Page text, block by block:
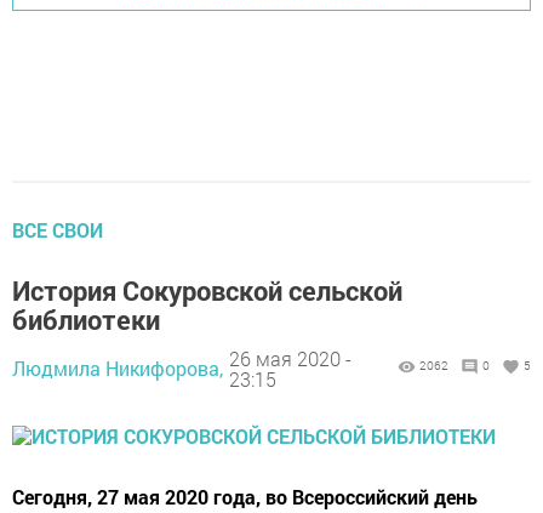
ВСЕ СВОИ
История Сокуровской сельской
библиотеки
Людмила Никифорова, 26 мая 2020 -
23:15
2062 0 5
Сегодня, 27 мая 2020 года, во Всероссийский день